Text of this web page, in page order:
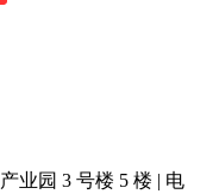
业园 3 号楼 5 楼 | 电